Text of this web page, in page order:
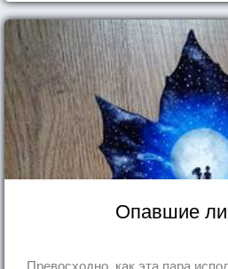
Опавшие
Превосходно, как эта пара